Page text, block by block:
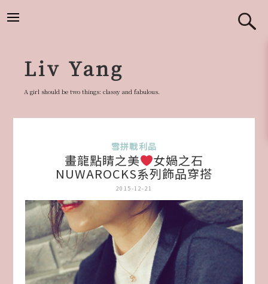
Liv Yang
A girl should be two things: classy and fabulous.
雪拼戰利品
畫龍點睛之美 女媧之石
NUWAROCKS系列飾品穿搭
2015-12-21